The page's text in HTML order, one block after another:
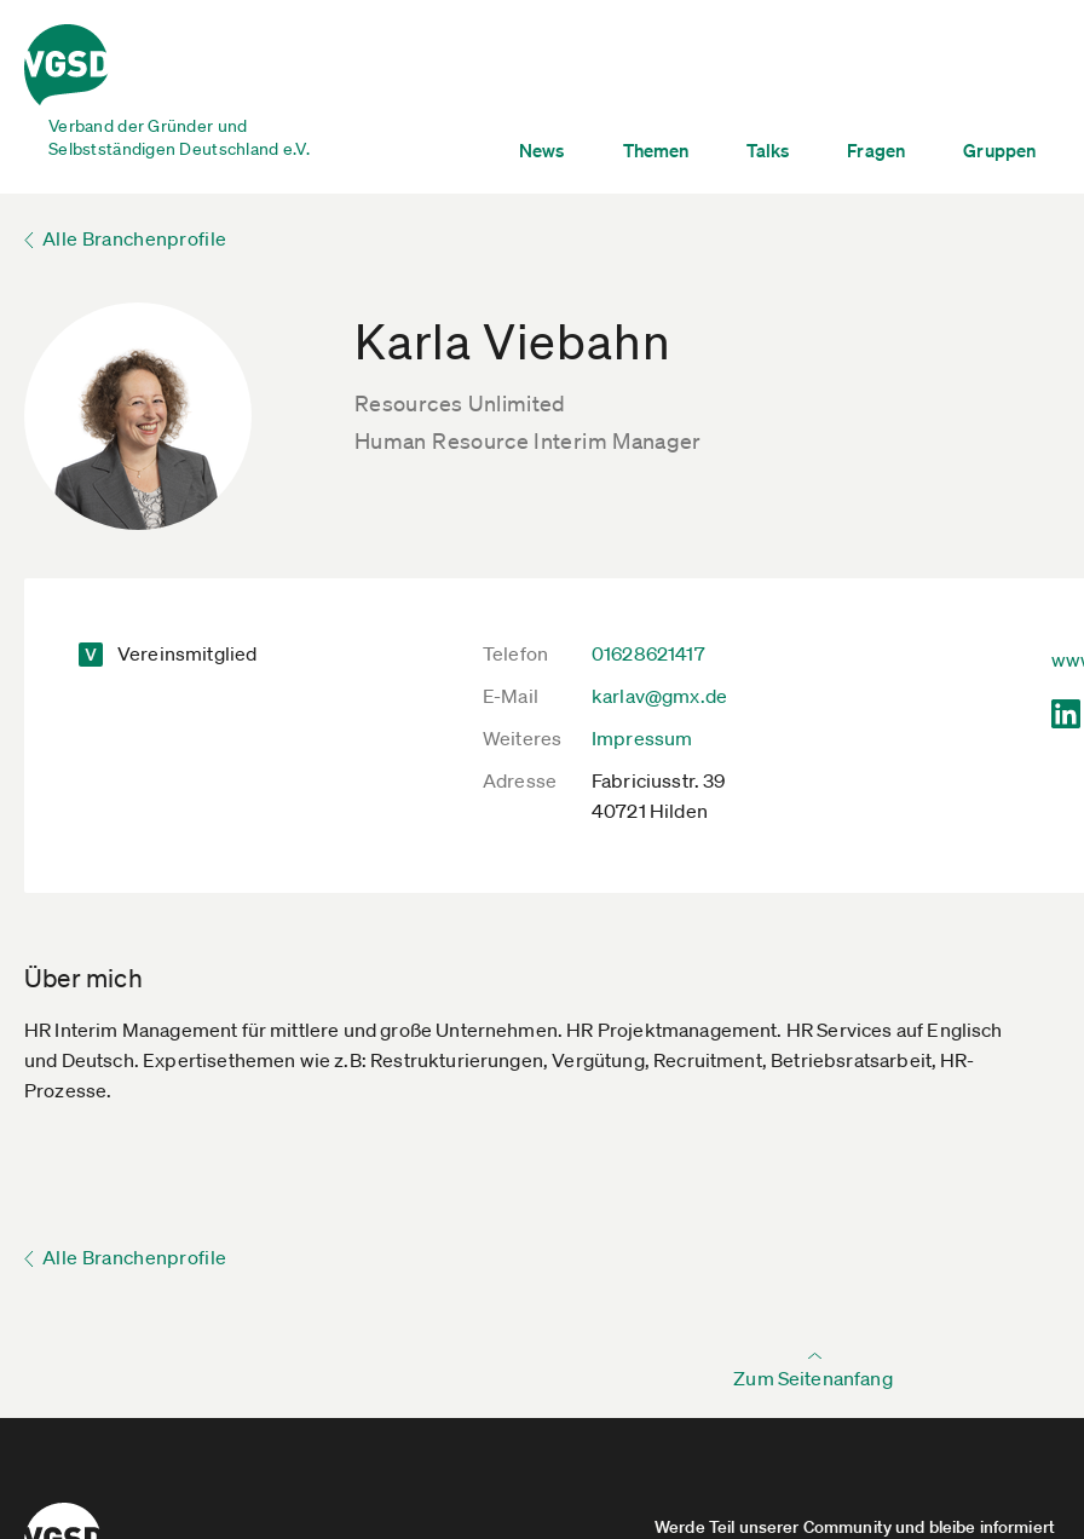
Verband der Gründer und
Selbstständigen Deutschland e.V.
News Themen Talks Fragen Gruppen
Alle Branchenprofile
Karla Viebahn
Resources Unlimited
Human Resource Interim Manager
Vereinsmitglied Telefon
01628621417
E-Mail
karlav@gmx.de
Weiteres
Impressum
Adresse
Fabriciusstr. 39
40721 Hilden
Über mich
HR Interim Management für mittlere und große Unternehmen. HR Projektmanagement. HR Services auf Englisch
und Deutsch. Expertisethemen wie z.B: Restrukturierungen, Vergütung, Recruitment, Betriebsratsarbeit, HR-
Prozesse.
Alle Branchenprofile
Zum Seitenanfang
Werde Teil unserer Community und bleibe informiert